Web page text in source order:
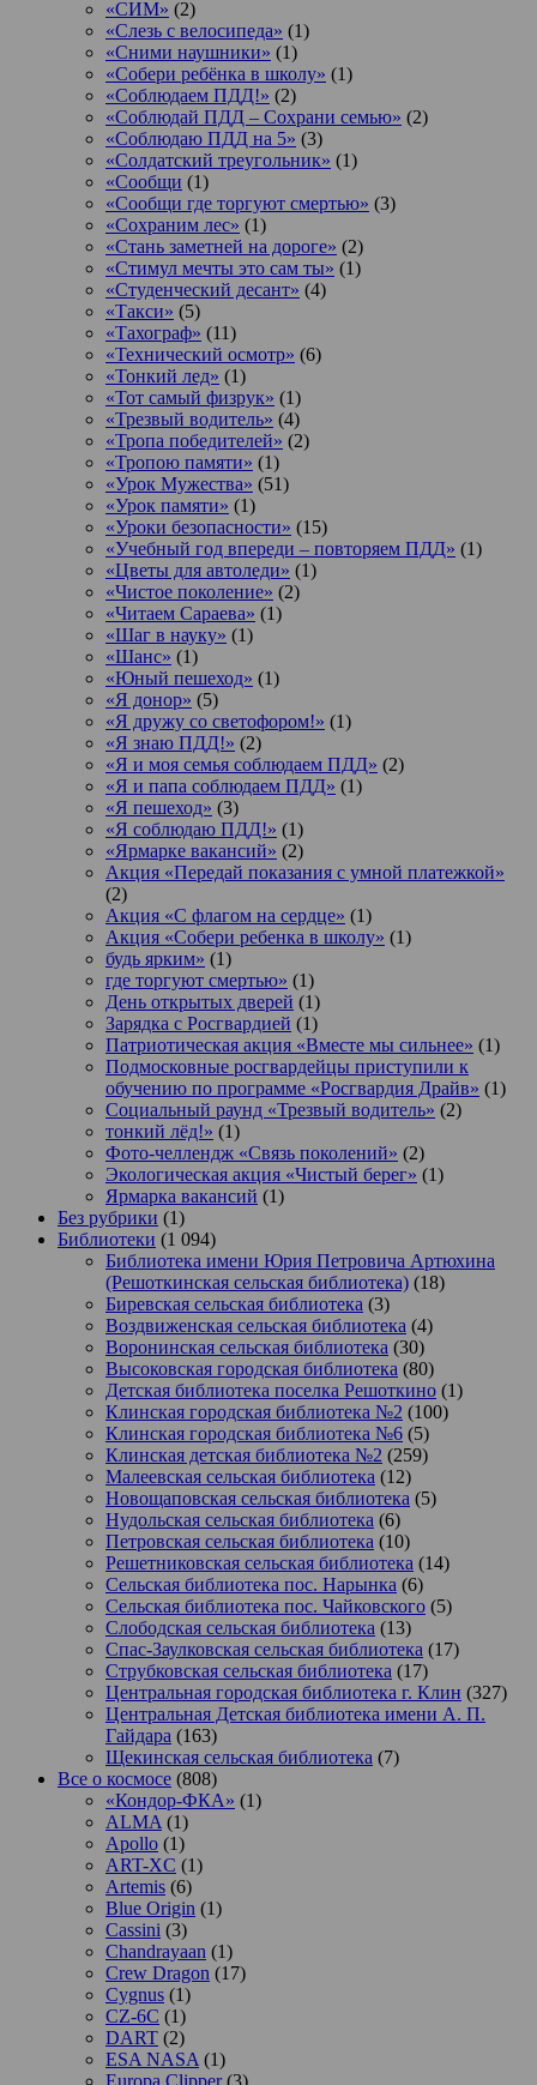
«СИМ» (2)
«Слезь с велосипеда» (1)
«Сними наушники» (1)
«Собери ребёнка в школу» (1)
«Соблюдаем ПДД!» (2)
«Соблюдай ПДД – Сохрани семью» (2)
«Соблюдаю ПДД на 5» (3)
«Солдатский треугольник» (1)
«Сообщи (1)
«Сообщи где торгуют смертью» (3)
«Сохраним лес» (1)
«Стань заметней на дороге» (2)
«Стимул мечты это сам ты» (1)
«Студенческий десант» (4)
«Такси» (5)
«Тахограф» (11)
«Технический осмотр» (6)
«Тонкий лед» (1)
«Тот самый физрук» (1)
«Трезвый водитель» (4)
«Тропа победителей» (2)
«Тропою памяти» (1)
«Урок Мужества» (51)
«Урок памяти» (1)
«Уроки безопасности» (15)
«Учебный год впереди – повторяем ПДД» (1)
«Цветы для автоледи» (1)
«Чистое поколение» (2)
«Читаем Сараева» (1)
«Шаг в науку» (1)
«Шанс» (1)
«Юный пешеход» (1)
«Я донор» (5)
«Я дружу со светофором!» (1)
«Я знаю ПДД!» (2)
«Я и моя семья соблюдаем ПДД» (2)
«Я и папа соблюдаем ПДД» (1)
«Я пешеход» (3)
«Я соблюдаю ПДД!» (1)
«Ярмарке вакансий» (2)
Акция «Передай показания с умной платежкой»
(2)
Акция «С флагом на сердце» (1)
Акция «Собери ребенка в школу» (1)
будь ярким» (1)
где торгуют смертью» (1)
День открытых дверей (1)
Зарядка с Росгвардией (1)
Патриотическая акция «Вместе мы сильнее» (1)
Подмосковные росгвардейцы приступили к
обучению по программе «Росгвардия Драйв» (1)
Социальный раунд «Трезвый водитель» (2)
тонкий лёд!» (1)
Фото-челлендж «Связь поколений» (2)
Экологическая акция «Чистый берег» (1)
Ярмарка вакансий (1)
Без рубрики (1)
Библиотеки (1 094)
Библиотека имени Юрия Петровича Артюхина
(Решоткинская сельская библиотека) (18)
Биревская сельская библиотека (3)
Воздвиженская сельская библиотека (4)
Воронинская сельская библиотека (30)
Высоковская городская библиотека (80)
Детская библиотека поселка Решоткино (1)
Клинская городская библиотека №2 (100)
Клинская городская библиотека №6 (5)
Клинская детская библиотека №2 (259)
Малеевская сельская библиотека (12)
Новощаповская сельская библиотека (5)
Нудольская сельская библиотека (6)
Петровская сельская библиотека (10)
Решетниковская сельская библиотека (14)
Сельская библиотека пос. Нарынка (6)
Сельская библиотека пос. Чайковского (5)
Слободская сельская библиотека (13)
Спас-Заулковская сельская библиотека (17)
Струбковская сельская библиотека (17)
Центральная городская библиотека г. Клин (327)
Центральная Детская библиотека имени А. П.
Гайдара (163)
Щекинская сельская библиотека (7)
Все о космосе (808)
«Кондор-ФКА» (1)
ALMA (1)
Apollo (1)
ART-XC (1)
Artemis (6)
Blue Origin (1)
Cassini (3)
Chandrayaan (1)
Crew Dragon (17)
Cygnus (1)
CZ-6C (1)
DART (2)
ESA NASA (1)